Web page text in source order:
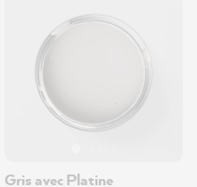
Gris avec Platine